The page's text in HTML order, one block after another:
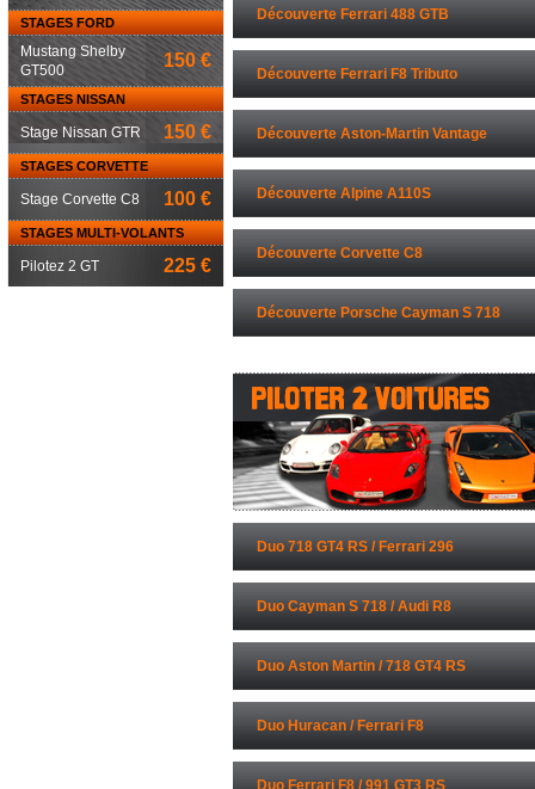
STAGES FORD
Mustang Shelby
GT500
150 €
STAGES NISSAN
Stage Nissan GTR 150 €
STAGES CORVETTE
Stage Corvette C8 100 €
STAGES MULTI-VOLANTS
Pilotez 2 GT 225 €
Découverte Ferrari 488 GTB
Découverte Ferrari F8 Tributo
Découverte Aston-Martin Vantage
Découverte Alpine A110S
Découverte Corvette C8
Découverte Porsche Cayman S 718
Duo 718 GT4 RS / Ferrari 296
Duo Cayman S 718 / Audi R8
Duo Aston Martin / 718 GT4 RS
Duo Huracan / Ferrari F8
Duo Ferrari F8 / 991 GT3 RS